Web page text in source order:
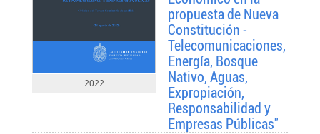
2022
propuesta de Nueva
Constitución -
Telecomunicaciones,
Energía, Bosque
Nativo, Aguas,
Expropiación,
Responsabilidad y
Empresas Públicas"